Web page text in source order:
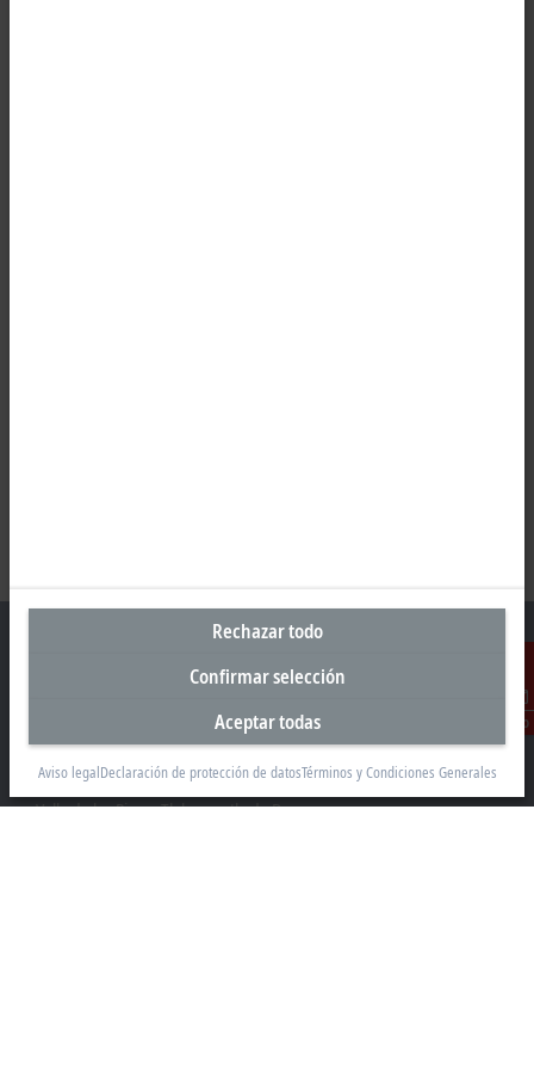
Contacto
Boulevard Manuel Ávila Camacho 2610, Torre B, Piso 9, Colonia
Valle de los Pinos, Tlalnepantla de Baz
Rechazar todo
Confirmar selección
Aceptar todas
Aviso legalDeclaración de protección de datosTérminos y Condiciones Generales